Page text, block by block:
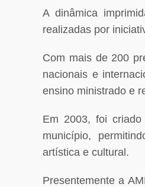
A dinâmica
realizadas por
Com mais de 200
nacionais e
ensino ministrado e
Em 2003, foi
município,
artística e cultural.
Presentemente a